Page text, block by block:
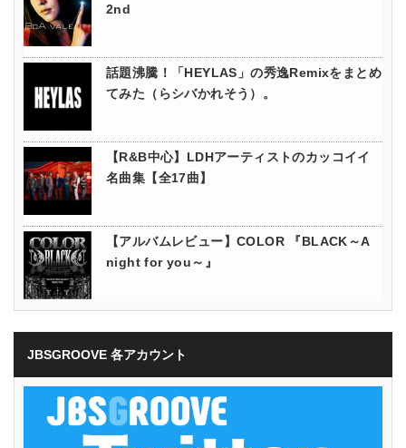
2nd
話題沸騰！「HEYLAS」の秀逸Remixをまとめ
てみた（らシバかれそう）。
【R&B中心】LDHアーティストのカッコイイ
名曲集【全17曲】
【アルバムレビュー】COLOR 『BLACK～A
night for you～』
JBSGROOVE 各アカウント